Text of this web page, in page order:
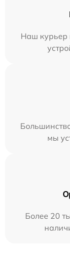
Наш курьер
мы
Более 20